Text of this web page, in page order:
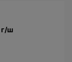
г/ш